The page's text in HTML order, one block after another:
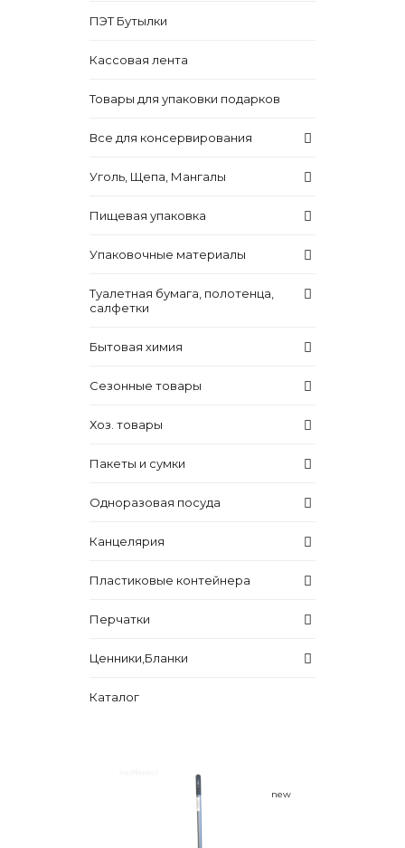
ПЭТ Бутылки
Кассовая лента
Товары для упаковки подарков
Все для консервирования
Уголь, Щепа, Мангалы
Пищевая упаковка
Упаковочные материалы
Туалетная бумага, полотенца,
салфетки
Бытовая химия
Сезонные товары
Хоз. товары
Пакеты и сумки
Одноразовая посуда
Канцелярия
Пластиковые контейнера
Перчатки
Ценники,Бланки
Каталог
new